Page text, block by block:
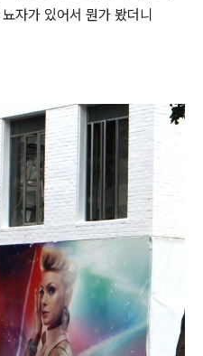
자가 있어서 뭔가 봤더니